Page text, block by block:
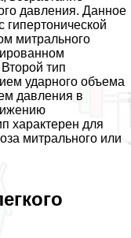
давления. Данное
гипертонической
митрального
тип
ударного объема
давления в
хаpaктерен для
митрального или